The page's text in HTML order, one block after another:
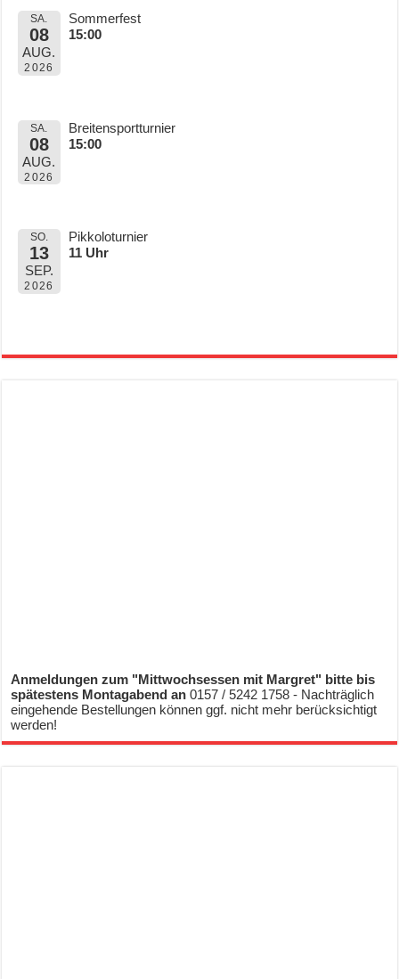
SA.
08
AUG.
2026
Sommerfest
15:00
SA.
08
AUG.
2026
Breitensportturnier
15:00
SO.
13
SEP.
2026
Pikkoloturnier
11 Uhr
Anmeldungen zum "Mittwochsessen mit Margret" bitte bis
spätestens Montagabend an0157 / 5242 1758 - Nachträglich
eingehende Bestellungen können ggf. nicht mehr berücksichtigt
werden!